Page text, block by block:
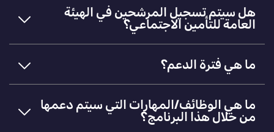
هل سيتم تسجيل المرشحين في الهيئة
العامة للتأمين الاجتماعي؟
ما هي فترة الدعم؟
ما هي الوظائف/المهارات التي سيتم دعمها
من خلال هذا البرنامج؟